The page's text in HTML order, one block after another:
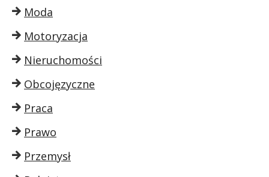
Moda
Motoryzacja
Nieruchomości
Obcojęzyczne
Praca
Prawo
Przemysł